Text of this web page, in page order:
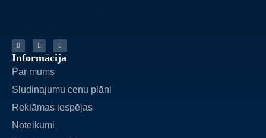
Informācija
Par mums
Sludinajumu cenu plāni
Reklāmas iespējas
Noteikumi